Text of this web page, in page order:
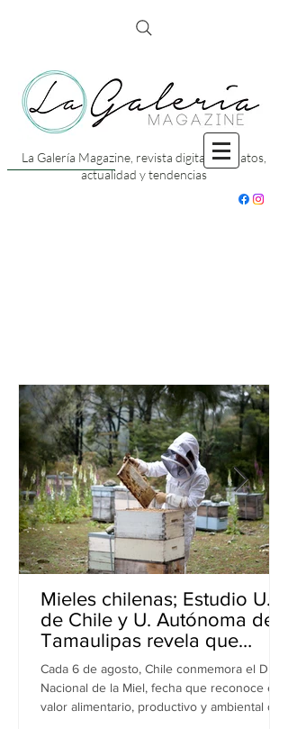
La Galería Magazine, revista digital con datos,
actualidad y tendencias
Mieles chilenas; Estudio U.
de Chile y U. Autónoma de
Tamaulipas revela que
inhiben bacterias resistentes
en perros
Cada 6 de agosto, Chile conmemora el Día
Nacional de la Miel, fecha que reconoce el
valor alimentario, productivo y ambiental de